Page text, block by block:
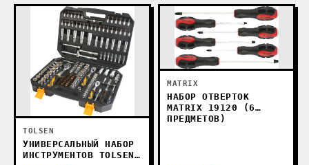
TOLSEN
УНИВЕРСАЛЬНЫЙ НАБОР
ИНСТРУМЕНТОВ TOLSEN
MATRIX
НАБОР ОТВЕРТОК
MATRIX 19120 (6
ПРЕДМЕТОВ)